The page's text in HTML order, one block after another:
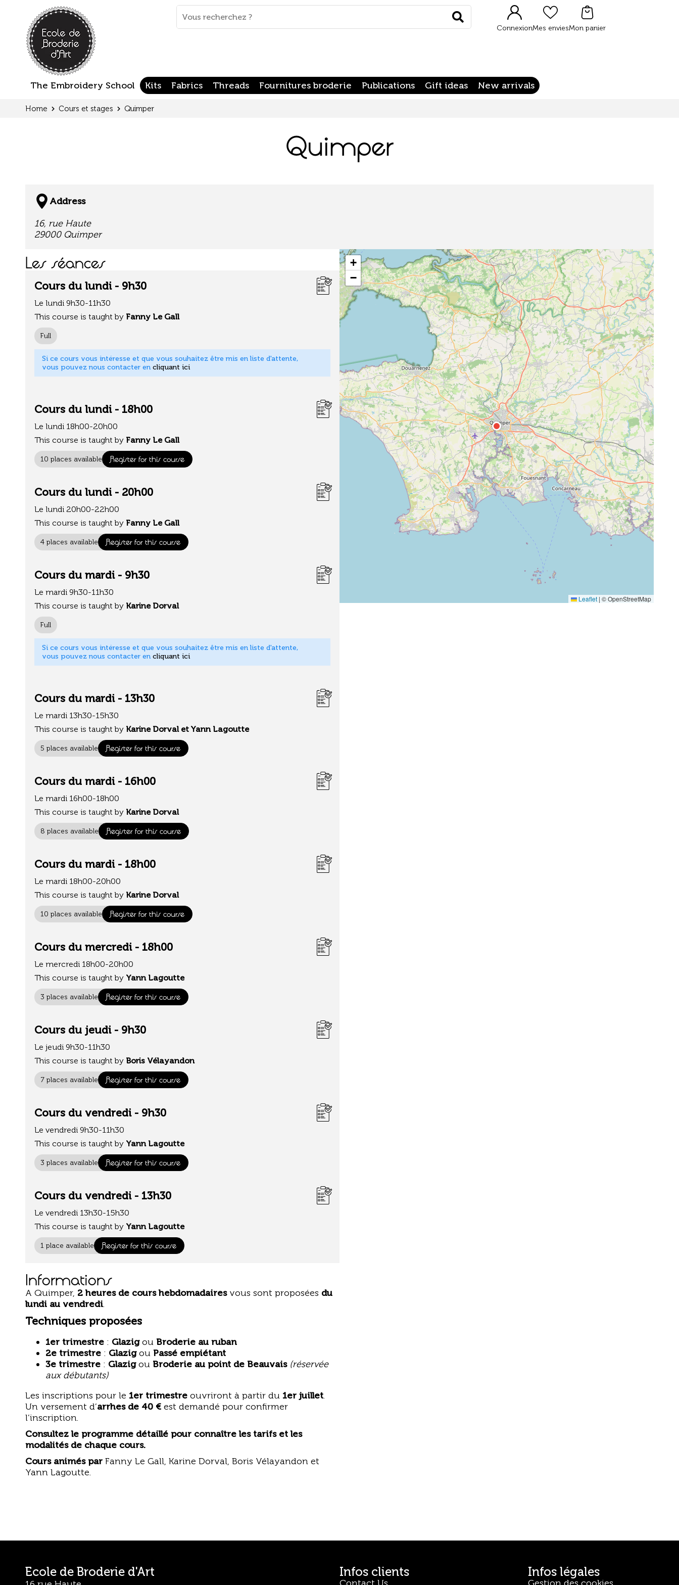
clés
Rechercher
ConnexionMes enviesMon panier
The Embroidery School Kits Fabrics Threads Fournitures broderie Publications Gift ideas New arrivals
Home Cours et stages Quimper
Quimper
Address
16, rue Haute
29000 Quimper
Les séances
Cours du lundi - 9h30
Le lundi 9h30-11h30
This course is taught by Fanny Le Gall
Full
Si ce cours vous intéresse et que vous souhaitez être mis en liste d'attente,
vous pouvez nous contacter en cliquant ici
Cours du lundi - 18h00
Le lundi 18h00-20h00
This course is taught by Fanny Le Gall
10 places available Register for this course
Cours du lundi - 20h00
Le lundi 20h00-22h00
This course is taught by Fanny Le Gall
4 places available Register for this course
Cours du mardi - 9h30
Le mardi 9h30-11h30
This course is taught by Karine Dorval
Full
Si ce cours vous intéresse et que vous souhaitez être mis en liste d'attente,
vous pouvez nous contacter en cliquant ici
Cours du mardi - 13h30
Le mardi 13h30-15h30
This course is taught by Karine Dorval et Yann Lagoutte
5 places available Register for this course
Cours du mardi - 16h00
Le mardi 16h00-18h00
This course is taught by Karine Dorval
8 places available Register for this course
Cours du mardi - 18h00
Le mardi 18h00-20h00
This course is taught by Karine Dorval
10 places available Register for this course
Cours du mercredi - 18h00
Le mercredi 18h00-20h00
This course is taught by Yann Lagoutte
3 places available Register for this course
Cours du jeudi - 9h30
Le jeudi 9h30-11h30
This course is taught by Boris Vélayandon
7 places available Register for this course
Cours du vendredi - 9h30
Le vendredi 9h30-11h30
This course is taught by Yann Lagoutte
3 places available Register for this course
Cours du vendredi - 13h30
Le vendredi 13h30-15h30
This course is taught by Yann Lagoutte
1 place available Register for this course
Informations
A Quimper, 2 heures de cours hebdomadaires vous sont proposées du
lundi au vendredi.
Techniques proposées
1er trimestre : Glazigou Broderie au ruban
2e trimestre : Glazigou Passé empiétant
3e trimestre : Glazigou Broderie au point de Beauvais (réservée
aux débutants)
Les inscriptions pour le 1er trimestre ouvriront à partir du 1er juillet.
Un versement d’arrhes de 40 € est demandé pour confirmer
l’inscription.
Consultez le programme détaillé pour connaître les tarifs et les
modalités de chaque cours.
Cours animés par Fanny Le Gall, Karine Dorval, Boris Vélayandon et
Yann Lagoutte.
+
−
Leaflet | © OpenStreetMap
Ecole de Broderie d'Art Infos clients Infos légales
Cookies management panel